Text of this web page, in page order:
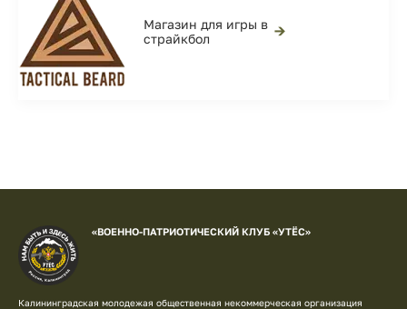
Магазин для игры в
страйкбол
→
«ВОЕННО-ПАТРИОТИЧЕСКИЙ КЛУБ «УТЁС»
Калининградская молодежая общественная некоммерческая организация